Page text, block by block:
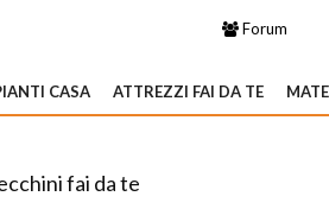
Forum
CASA ATTREZZI FAI DA TE
fai da te